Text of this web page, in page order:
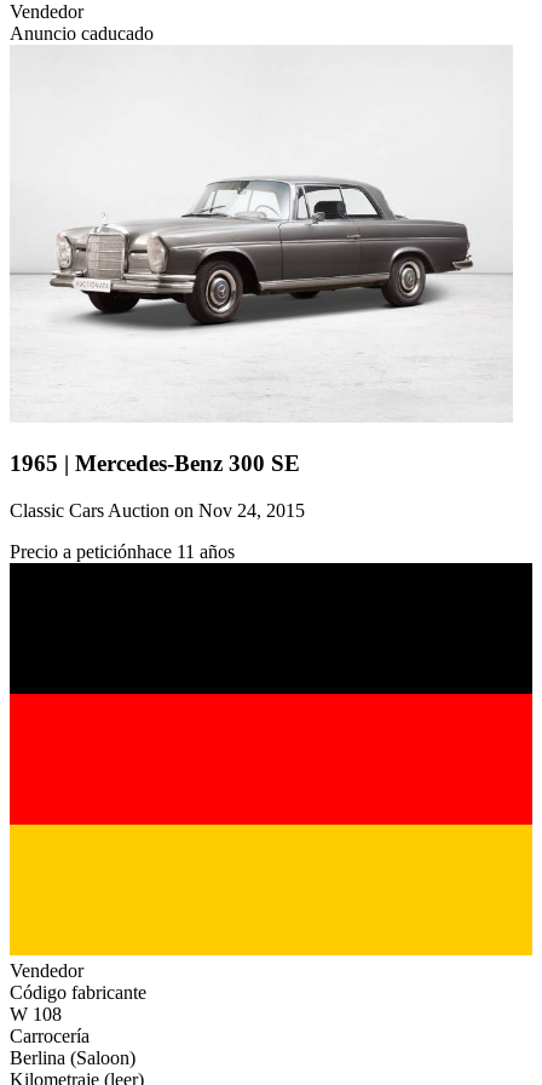
Vendedor
Anuncio caducado
1965 | Mercedes-Benz 300 SE
Classic Cars Auction on Nov 24, 2015
Precio a peticiónhace 11 años
Vendedor
Código fabricante
W 108
Carrocería
Berlina (Saloon)
Kilometraje (leer)